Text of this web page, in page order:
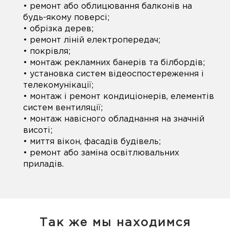
• ремонт або облицювання балконів на
будь-якому поверсі;
• обрізка дерев;
• ремонт ліній електропередач;
• покрівля;
• монтаж рекламних банерів та білбордів;
• установка систем відеоспостереження і
телекомунікації;
• монтаж і ремонт кондиціонерів, елементів
систем вентиляції;
• монтаж навісного обладнання на значній
висоті;
• миття вікон, фасадів будівель;
• ремонт або заміна освітлювальних
приладів.
Так же мы находимся